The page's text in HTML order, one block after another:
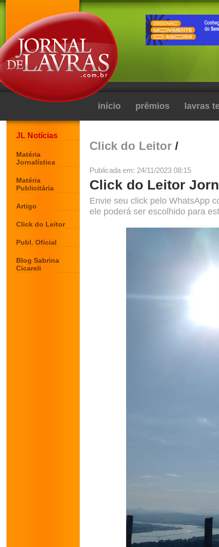
início prêmios lavras
JL Notícias
Matéria
Jornalística
Matéria
Publicitária
Artigo
Click do Leitor
Publ. Oficial
Blog Sabrina
Cicareli
Click do Leitor /
Publicada em: 24/11/2023 08:15
Click do Leitor
Envie seu click pelo WhatsApp
ele poderá ser escolhido para